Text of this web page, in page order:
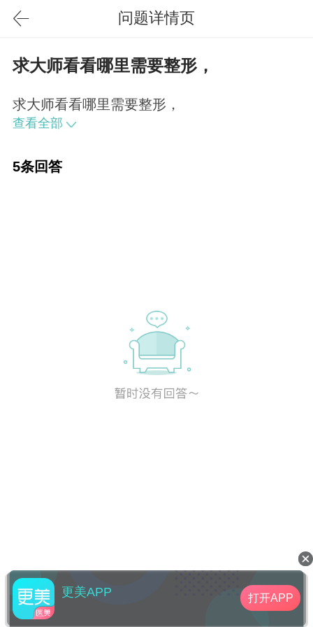
问题详情页
求大师看看哪里需要整形，
求大师看看哪里需要整形，
查看全部
5条回答
更美APP 打开APP